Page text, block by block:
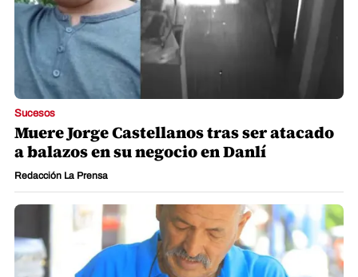
Sucesos
Muere Jorge Castellanos tras ser atacado
a balazos en su negocio en Danlí
Redacción La Prensa